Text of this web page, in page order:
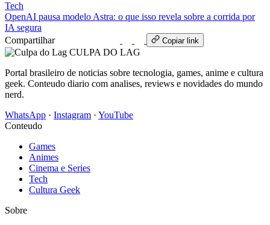
Tech
OpenAI pausa modelo Astra: o que isso revela sobre a corrida por
IA segura
Compartilhar
Copiar link
CULPA DO LAG
Portal brasileiro de noticias sobre tecnologia, games, anime e cultura
geek. Conteudo diario com analises, reviews e novidades do mundo
nerd.
WhatsApp · Instagram · YouTube
Conteudo
Games
Animes
Cinema e Series
Tech
Cultura Geek
Sobre